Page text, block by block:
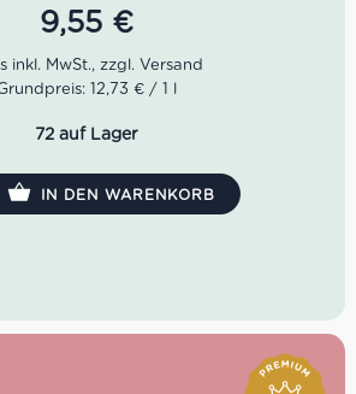
mit Aromen von dunklen Beeren
Elegant und weich mit viel Saftigkeit,
und angenehmen Tanninen.
9,55 €
12,73 € / 1 l
72 auf Lager
IN DEN WARENKORB